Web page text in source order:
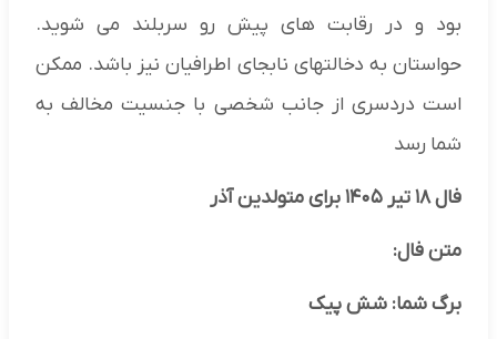
بود و در رقابت های پیش رو سربلند می شوید.
حواستان به دخالتهای نابجای اطرافیان نیز باشد. ممکن
است دردسری از جانب شخصی با جنسیت مخالف به
شما رسد
فال ۱۸ تیر ۱۴۰۵ برای متولدین آذر
متن فال:
برگ شما: شش پیک